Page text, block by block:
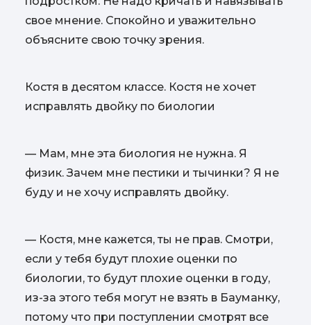
свое мнение. Спокойно и уважительно
объясните свою точку зрения.
Костя в десятом классе. Костя не хочет
исправлять двойку по биологии
— Мам, мне эта биология не нужна. Я
физик. Зачем мне пестики и тычинки? Я не
буду и не хочу исправлять двойку.
— Костя, мне кажется, ты не прав. Смотри,
если у тебя будут плохие оценки по
биологии, то будут плохие оценки в году,
из-за этого тебя могут не взять в Бауманку,
потому что при поступлении смотрят все